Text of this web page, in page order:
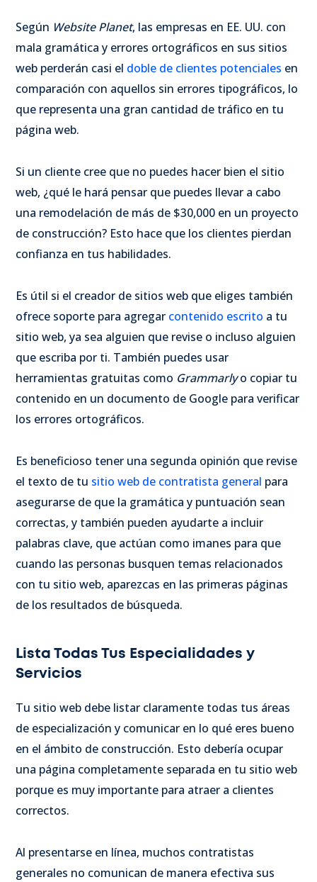
Según Website Planet, las empresas en EE. UU. con
mala gramática y errores ortográficos en sus sitios
web perderán casi el doble de clientes potenciales en
comparación con aquellos sin errores tipográficos, lo
que representa una gran cantidad de tráfico en tu
página web.
Si un cliente cree que no puedes hacer bien el sitio
web, ¿qué le hará pensar que puedes llevar a cabo
una remodelación de más de $30,000 en un proyecto
de construcción? Esto hace que los clientes pierdan
confianza en tus habilidades.
Es útil si el creador de sitios web que eliges también
ofrece soporte para agregar contenido escrito a tu
sitio web, ya sea alguien que revise o incluso alguien
que escriba por ti. También puedes usar
herramientas gratuitas como Grammarlyo copiar tu
contenido en un documento de Google para verificar
los errores ortográficos.
Es beneficioso tener una segunda opinión que revise
el texto de tu sitio web de contratista general para
asegurarse de que la gramática y puntuación sean
correctas, y también pueden ayudarte a incluir
palabras clave, que actúan como imanes para que
cuando las personas busquen temas relacionados
con tu sitio web, aparezcas en las primeras páginas
de los resultados de búsqueda.
Lista Todas Tus Especialidades y
Servicios
Tu sitio web debe listar claramente todas tus áreas
de especialización y comunicar en lo qué eres bueno
en el ámbito de construcción. Esto debería ocupar
una página completamente separada en tu sitio web
porque es muy importante para atraer a clientes
correctos.
Al presentarse en línea, muchos contratistas
generales no comunican de manera efectiva sus